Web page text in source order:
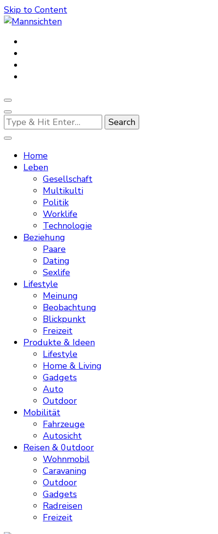
Skip to Content
Mannsichten
Was Männer wollen. Was Männer denken.
Looking
for
Something?
Home
Leben
Gesellschaft
Multikulti
Politik
Worklife
Technologie
Beziehung
Paare
Dating
Sexlife
Lifestyle
Meinung
Beobachtung
Blickpunkt
Freizeit
Produkte & Ideen
Lifestyle
Home & Living
Gadgets
Auto
Outdoor
Mobilität
Fahrzeuge
Autosicht
Reisen & 0utdoor
Wohnmobil
Caravaning
Outdoor
Gadgets
Radreisen
Freizeit